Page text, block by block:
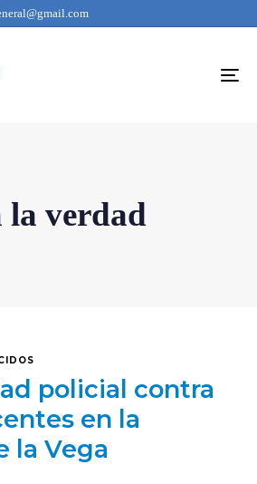
la verdad
policial contra
en la
la Vega